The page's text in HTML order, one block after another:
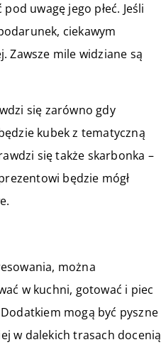
uwagę jego płeć. Jeśli
ciekawym
Zawsze mile widziane są
się zarówno gdy
kubek z tematyczną
się także skarbonka –
będzie mógł
można
w kuchni, gotować i piec
mogą być pyszne
w dalekich trasach docenią